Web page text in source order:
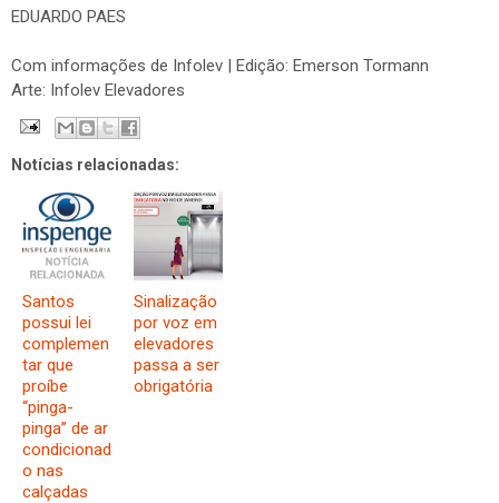
EDUARDO PAES
Com informações de Infolev | Edição: Emerson Tormann
Arte: Infolev Elevadores
Notícias relacionadas:
Santos
possui lei
complemen
tar que
proíbe
“pinga-
pinga” de ar
condicionad
o nas
calçadas
Sinalização
por voz em
elevadores
passa a ser
obrigatória